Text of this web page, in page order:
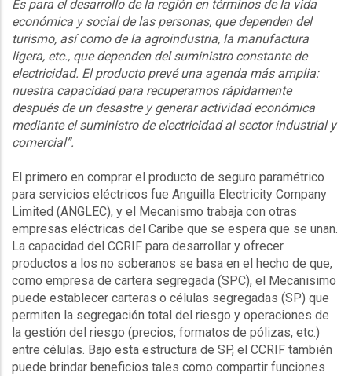
Es para el desarrollo de la región en términos de la vida
económica y social de las personas, que dependen del
turismo, así como de la agroindustria, la manufactura
ligera, etc., que dependen del suministro constante de
electricidad. El producto prevé una agenda más amplia:
nuestra capacidad para recuperarnos rápidamente
después de un desastre y generar actividad económica
mediante el suministro de electricidad al sector industrial y
comercial”.
El primero en comprar el producto de seguro paramétrico
para servicios eléctricos fue Anguilla Electricity Company
Limited (ANGLEC), y el Mecanismo trabaja con otras
empresas eléctricas del Caribe que se espera que se unan.
La capacidad del CCRIF para desarrollar y ofrecer
productos a los no soberanos se basa en el hecho de que,
como empresa de cartera segregada (SPC), el Mecanisimo
puede establecer carteras o células segregadas (SP) que
permiten la segregación total del riesgo y operaciones de
la gestión del riesgo (precios, formatos de pólizas, etc.)
entre células. Bajo esta estructura de SP, el CCRIF también
puede brindar beneficios tales como compartir funciones